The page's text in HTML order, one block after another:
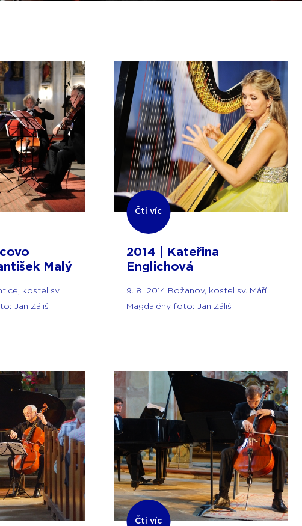
Malý
kostel sv.
Jan Záliš
Čti víc
2014 | Kateřina
Englichová
9. 8. 2014 Božanov, kostel sv. Máří
Magdalény foto: Jan Záliš
Čti víc